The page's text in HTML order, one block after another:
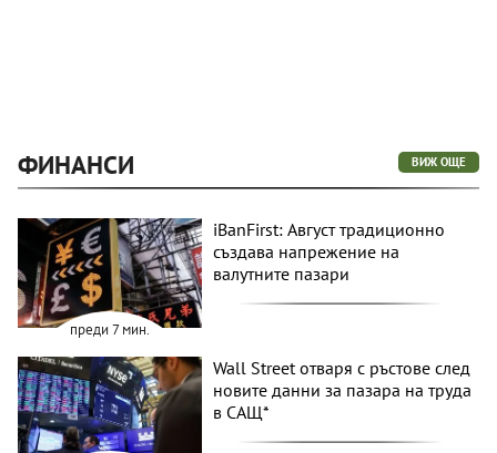
ФИНАНСИ ВИЖ ОЩЕ
преди 7 мин.
iBanFirst: Август традиционно
създава напрежение на
валутните пазари
Wall Street отваря с ръстове след
новите данни за пазара на труда
в САЩ*